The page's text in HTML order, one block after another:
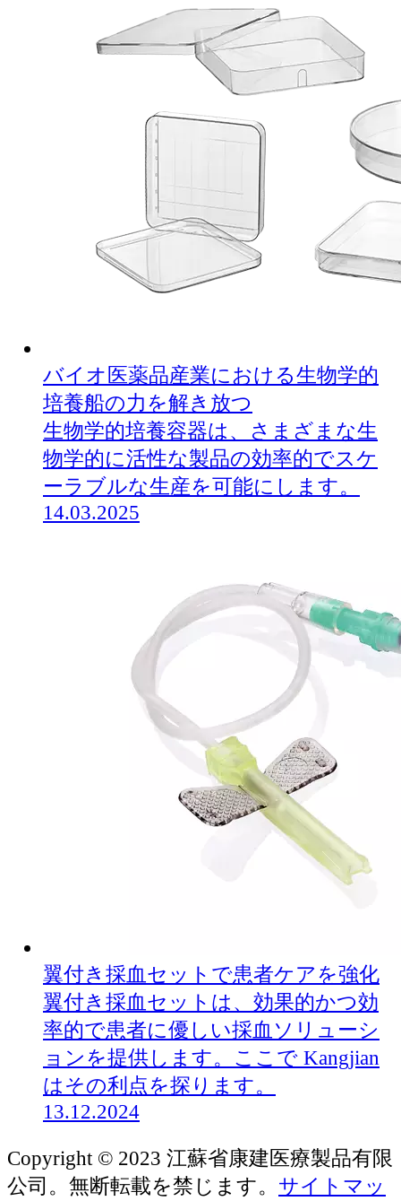
バイオ医薬品産業における生物学的
培養船の力を解き放つ
生物学的培養容器は、さまざまな生
物学的に活性な製品の効率的でスケ
ーラブルな生産を可能にします。
14.03.2025
翼付き採血セットで患者ケアを強化
翼付き採血セットは、効果的かつ効
率的で患者に優しい採血ソリューシ
ョンを提供します。ここで Kangjian
はその利点を探ります。
13.12.2024
Copyright © 2023 江蘇省康建医療製品有限
公司。無断転載を禁じます。 サイトマッ